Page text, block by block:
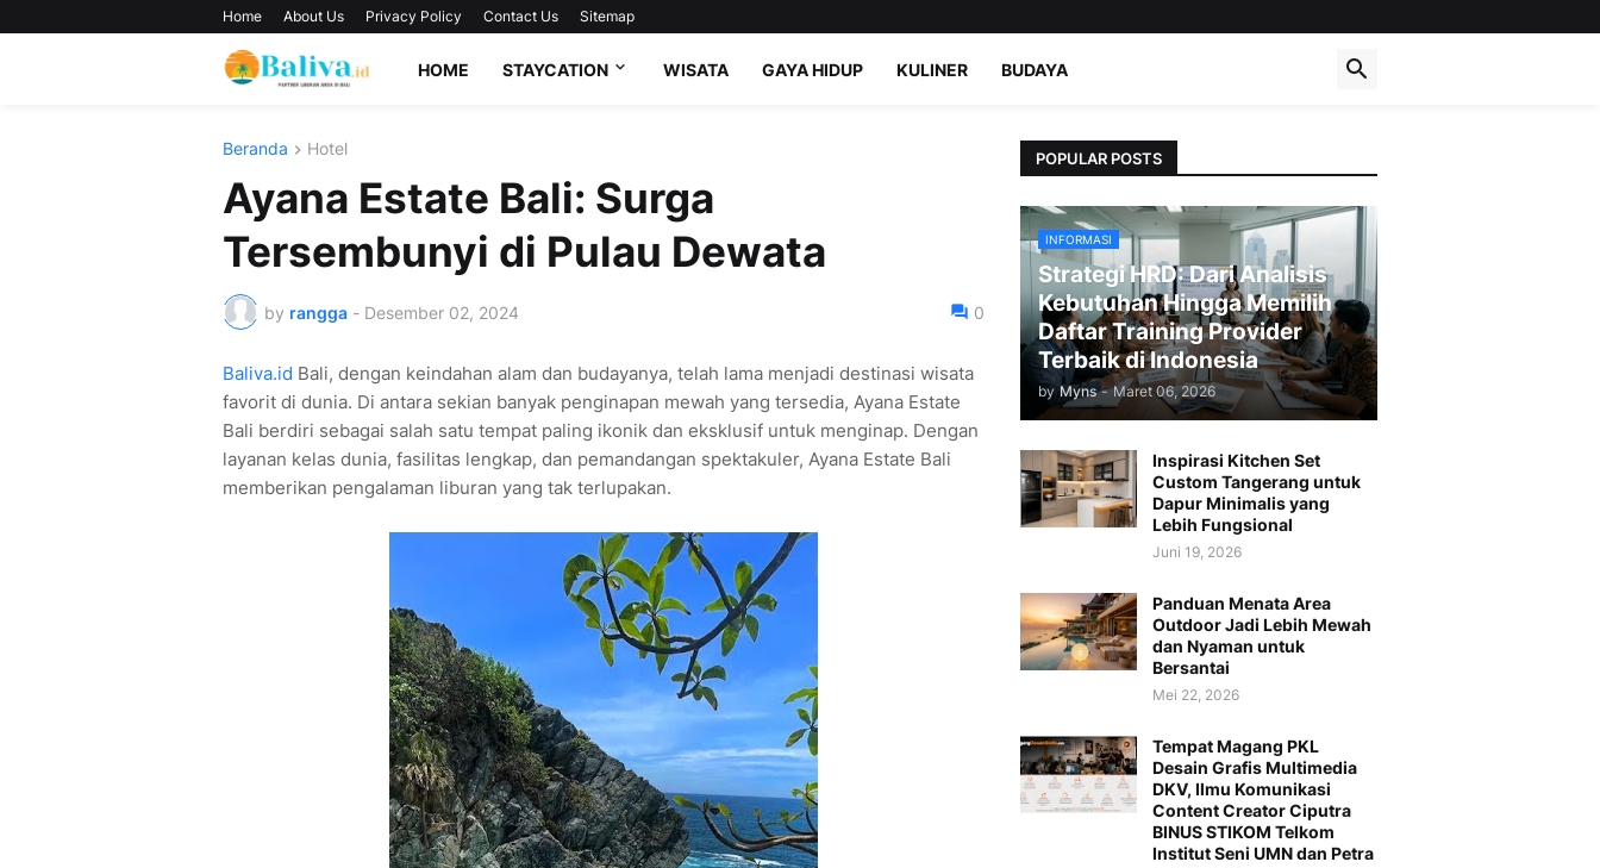
Home About Us Privacy Policy Contact Us Sitemap
HOME STAYCATION WISATA GAYA HIDUP KULINER BUDAYA
Beranda Hotel
Ayana Estate Bali: Surga
Tersembunyi di Pulau Dewata
by rangga - Desember 02, 2024 0
Baliva.id Bali, dengan keindahan alam dan budayanya, telah lama menjadi destinasi wisata
favorit di dunia. Di antara sekian banyak penginapan mewah yang tersedia, Ayana Estate
Bali berdiri sebagai salah satu tempat paling ikonik dan eksklusif untuk menginap. Dengan
layanan kelas dunia, fasilitas lengkap, dan pemandangan spektakuler, Ayana Estate Bali
memberikan pengalaman liburan yang tak terlupakan.
POPULAR POSTS
INFORMASI
Strategi HRD: Dari Analisis
Kebutuhan Hingga Memilih
Daftar Training Provider
Terbaik di Indonesia
by Myns - Maret 06, 2026
Inspirasi Kitchen Set
Custom Tangerang untuk
Dapur Minimalis yang
Lebih Fungsional
Juni 19, 2026
Panduan Menata Area
Outdoor Jadi Lebih Mewah
dan Nyaman untuk
Bersantai
Mei 22, 2026
Tempat Magang PKL
Desain Grafis Multimedia
DKV, Ilmu Komunikasi
Content Creator Ciputra
BINUS STIKOM Telkom
Institut Seni UMN dan Petra